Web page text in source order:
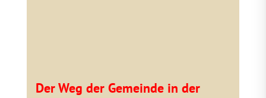
Der Weg der Gemeinde in der